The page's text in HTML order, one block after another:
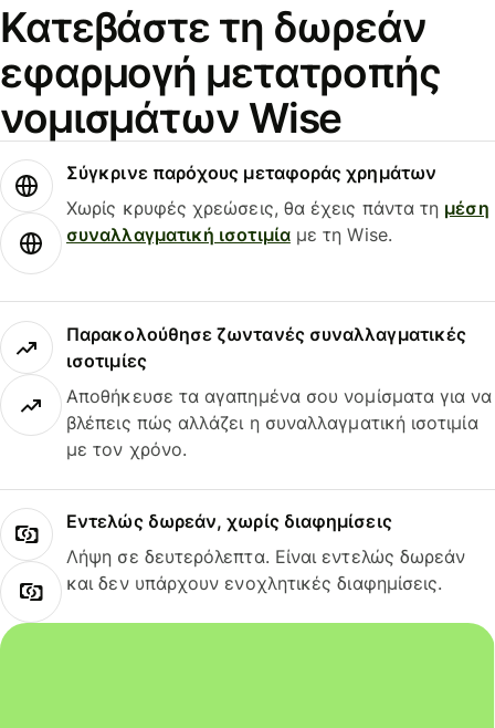
Κατεβάστε τη δωρεάν
εφαρμογή μετατροπής
νομισμάτων Wise
Σύγκρινε παρόχους μεταφοράς χρημάτων
Χωρίς κρυφές χρεώσεις, θα έχεις πάντα τη μέση
συναλλαγματική ισοτιμίαμε τη Wise.
Παρακολούθησε ζωντανές συναλλαγματικές
ισοτιμίες
Αποθήκευσε τα αγαπημένα σου νομίσματα για να
βλέπεις πώς αλλάζει η συναλλαγματική ισοτιμία
με τον χρόνο.
Εντελώς δωρεάν, χωρίς διαφημίσεις
Λήψη σε δευτερόλεπτα. Είναι εντελώς δωρεάν
και δεν υπάρχουν ενοχλητικές διαφημίσεις.